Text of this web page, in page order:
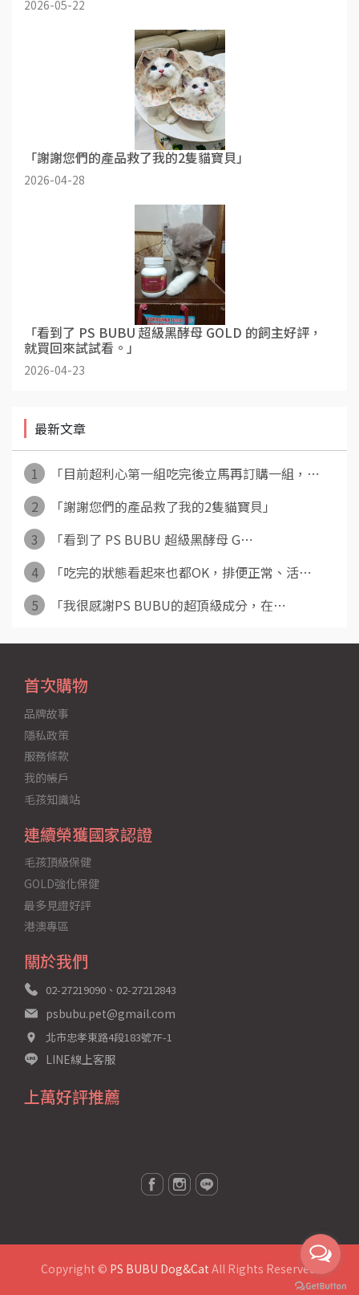
2026-05-22
「謝謝您們的產品救了我的2隻貓寶貝」
2026-04-28
「看到了 PS BUBU 超級黑酵母 GOLD 的飼主好評，
就買回來試試看。」
2026-04-23
最新文章
1
「目前超利心第一組吃完後立馬再訂購一組，⋯
2
「謝謝您們的產品救了我的2隻貓寶貝」
3
「看到了 PS BUBU 超級黑酵母 G⋯
4
「吃完的狀態看起來也都OK，排便正常、活⋯
5
「我很感謝PS BUBU的超頂級成分，在⋯
關於我們
02-27219090、02-27212843
psbubu.pet@gmail.com
北市忠孝東路4段183號7F-1
LINE線上客服
首次購物
品牌故事
隱私政策
服務條款
我的帳戶
毛孩知識站
連續榮獲國家認證
毛孩頂級保健
GOLD強化保健
最多見證好評
港澳專區
上萬好評推薦
Copyright © PS BUBU Dog&Cat All Rights Reserved.